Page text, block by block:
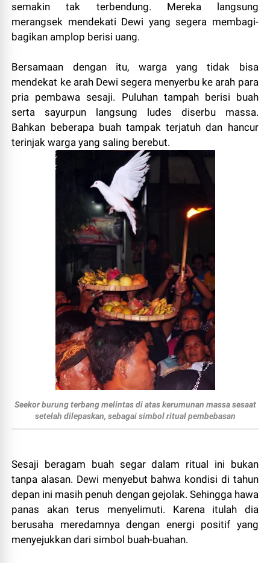
semakin tak terbendung. Mereka langsung
merangsek mendekati Dewi yang segera membagi-
bagikan amplop berisi uang.
Bersamaan dengan itu, warga yang tidak bisa
mendekat ke arah Dewi segera menyerbu ke arah para
pria pembawa sesaji. Puluhan tampah berisi buah
serta sayurpun langsung ludes diserbu massa.
Bahkan beberapa buah tampak terjatuh dan hancur
terinjak warga yang saling berebut.
Seekor burung terbang melintas di atas kerumunan massa sesaat
setelah dilepaskan, sebagai simbol ritual pembebasan
Sesaji beragam buah segar dalam ritual ini bukan
tanpa alasan. Dewi menyebut bahwa kondisi di tahun
depan ini masih penuh dengan gejolak. Sehingga hawa
panas akan terus menyelimuti. Karena itulah dia
berusaha meredamnya dengan energi positif yang
menyejukkan dari simbol buah-buahan.